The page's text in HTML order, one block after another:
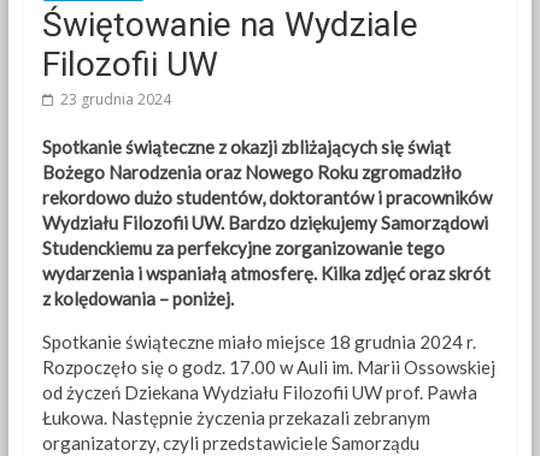
Świętowanie na Wydziale
Filozofii UW
23 grudnia 2024
Spotkanie świąteczne z okazji zbliżających się świąt
Bożego Narodzenia oraz Nowego Roku zgromadziło
rekordowo dużo studentów, doktorantów i pracowników
Wydziału Filozofii UW. Bardzo dziękujemy Samorządowi
Studenckiemu za perfekcyjne zorganizowanie tego
wydarzenia i wspaniałą atmosferę. Kilka zdjęć oraz skrót
z kolędowania – poniżej.
Spotkanie świąteczne miało miejsce 18 grudnia 2024 r.
Rozpoczęło się o godz. 17.00 w Auli im. Marii Ossowskiej
od życzeń Dziekana Wydziału Filozofii UW prof. Pawła
Łukowa. Następnie życzenia przekazali zebranym
organizatorzy, czyli przedstawiciele Samorządu